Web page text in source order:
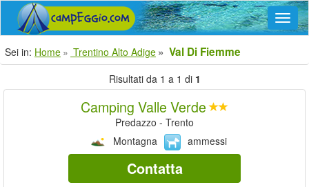
Sei in: Home Trentino Alto Adige Val Di Fiemme
Risultati da 1 a 1 di 1
Camping Valle Verde
Predazzo - Trento
Montagna
ammessi
Contatta